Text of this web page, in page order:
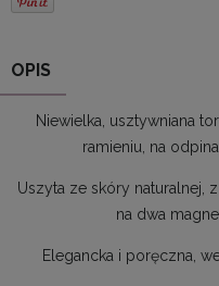
OPIS
Niewielka, usztywniana
ramieniu, na
Uszyta ze skóry naturalnej,
na dwa
Elegancka i poręczna,